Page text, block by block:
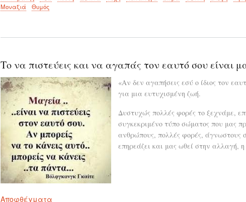
Μοναξιά
Θυμός
Το να πιστεύεις και να αγαπάς τον εαυτό σου είναι
«Αν δεν αγαπήσεις εσύ ο ίδιος τον
για μια ευτυχισμένη ζωή.
Δυστυχώς πολλές φορές το ξεχνάμε,
συγκεκριμένο τύπο σώματος που μας
ανθρώπους, πολλές φορές,
επηρεάζει και μας ωθεί στην αλλαγή,
Αποφθέγματα